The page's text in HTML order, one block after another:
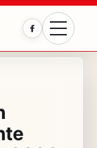
Facebook